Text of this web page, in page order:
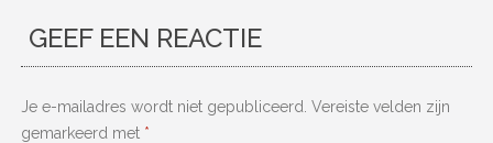
GEEF EEN REACTIE
Je e-mailadres wordt niet gepubliceerd. Vereiste velden zijn
gemarkeerd met *